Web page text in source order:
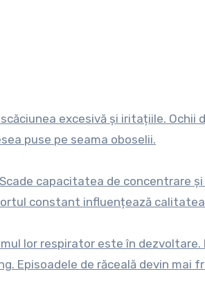
excesivă și iritațiile. Ochii
puse pe seama oboselii.
capacitatea de concentrare
constant influențează
lor respirator este în dezvoltare.
Episoadele de răceală devin mai